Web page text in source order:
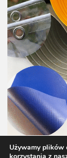
Używamy plików